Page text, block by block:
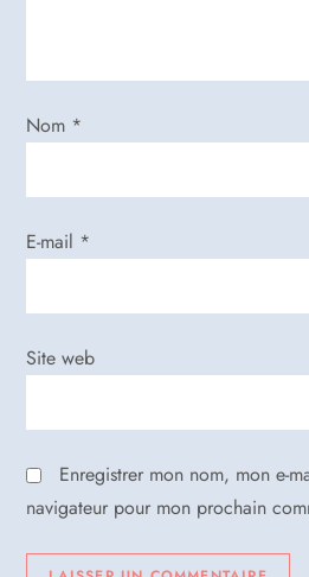
’
r
c
l
e
Nom *
E-mail *
Site web
Enregistrer mon nom, mon e-
navigateur pour mon prochain